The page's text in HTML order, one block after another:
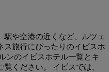
や空港の近くなど、ルツェ
ス旅行にぴったりのイビスホ
ンのイビスホテル一覧とキ
ください。 イビスでは、